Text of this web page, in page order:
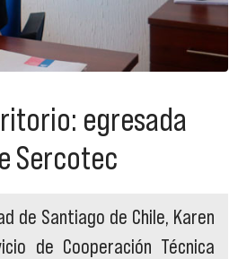
egresada
Sercotec
de Santiago de Chile, Karen
de Cooperación Técnica